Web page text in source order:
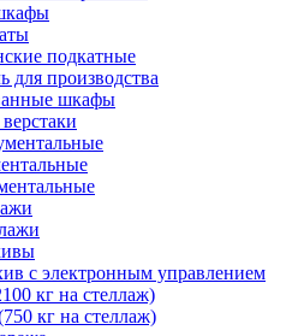
подкатные
для производства
шкафы
с электронным управлением
кг на стеллаж)
кг на стеллаж)